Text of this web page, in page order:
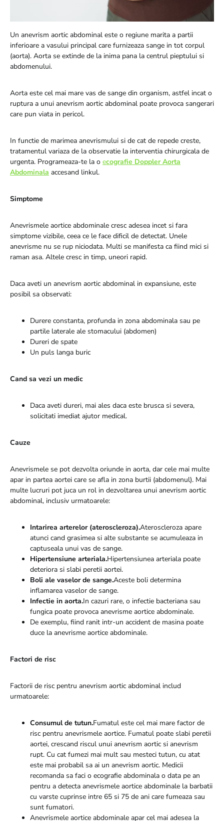
Un anevrism aortic abdominal este o regiune marita a partii
inferioare a vasului principal care furnizeaza sange in tot corpul
(aorta). Aorta se extinde de la inima pana la centrul pieptului si
abdomenului.
Aorta este cel mai mare vas de sange din organism, astfel incat o
ruptura a unui anevrism aortic abdominal poate provoca sangerari
care pun viata in pericol.
In functie de marimea anevrismului si de cat de repede creste,
tratamentul variaza de la observatie la interventia chirurgicala de
urgenta. Programeaza-te la o ecografie Doppler Aorta
Abdominala accesand linkul.
Simptome
Anevrismele aortice abdominale cresc adesea incet si fara
simptome vizibile, ceea ce le face dificil de detectat. Unele
anevrisme nu se rup niciodata. Multi se manifesta ca fiind mici si
raman asa. Altele cresc in timp, uneori rapid.
Daca aveti un anevrism aortic abdominal in expansiune, este
posibil sa observati:
Durere constanta, profunda in zona abdominala sau pe
partile laterale ale stomacului (abdomen)
Dureri de spate
Un puls langa buric
Cand sa vezi un medic
Daca aveti dureri, mai ales daca este brusca si severa,
solicitati imediat ajutor medical.
Cauze
Anevrismele se pot dezvolta oriunde in aorta, dar cele mai multe
apar in partea aortei care se afla in zona burtii (abdomenul). Mai
multe lucruri pot juca un rol in dezvoltarea unui anevrism aortic
abdominal, inclusiv urmatoarele:
Intarirea arterelor (ateroscleroza).Ateroscleroza apare
atunci cand grasimea si alte substante se acumuleaza in
captuseala unui vas de sange.
Hipertensiune arteriala.Hipertensiunea arteriala poate
deteriora si slabi peretii aortei.
Boli ale vaselor de sange.Aceste boli determina
inflamarea vaselor de sange.
Infectie in aorta.In cazuri rare, o infectie bacteriana sau
fungica poate provoca anevrisme aortice abdominale.
De exemplu, fiind ranit intr-un accident de masina poate
duce la anevrisme aortice abdominale.
Factori de risc
Factorii de risc pentru anevrism aortic abdominal includ
urmatoarele:
Consumul de tutun.Fumatul este cel mai mare factor de
risc pentru anevrismele aortice. Fumatul poate slabi peretii
aortei, crescand riscul unui anevrism aortic si anevrism
rupt. Cu cat fumezi mai mult sau mesteci tutun, cu atat
este mai probabil sa ai un anevrism aortic. Medicii
recomanda sa faci o ecografie abdominala o data pe an
pentru a detecta anevrismele aortice abdominale la barbatii
cu varste cuprinse intre 65 si 75 de ani care fumeaza sau
sunt fumatori.
Anevrismele aortice abdominale apar cel mai adesea la